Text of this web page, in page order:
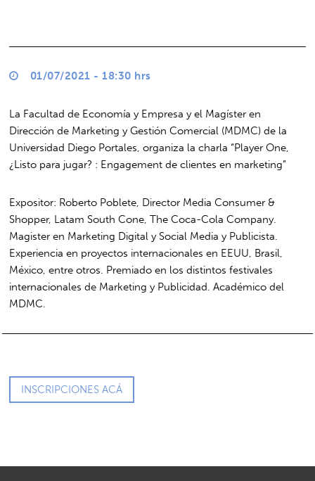
01/07/2021 - 18:30 hrs
La Facultad de Economía y Empresa y el Magíster en
Dirección de Marketing y Gestión Comercial (MDMC) de la
Universidad Diego Portales, organiza la charla “Player One,
¿Listo para jugar? : Engagement de clientes en marketing”
Expositor: Roberto Poblete, Director Media Consumer &
Shopper, Latam South Cone, The Coca-Cola Company.
Magister en Marketing Digital y Social Media y Publicista.
Experiencia en proyectos internacionales en EEUU, Brasil,
México, entre otros. Premiado en los distintos festivales
internacionales de Marketing y Publicidad. Académico del
MDMC.
INSCRIPCIONES ACÁ